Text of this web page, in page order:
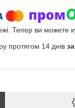
Тепер ви
протягом 14 днів